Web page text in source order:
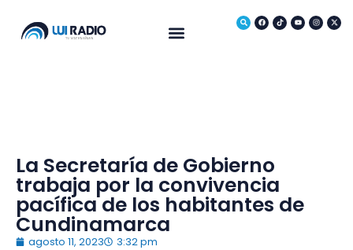
La Secretaría de Gobierno
trabaja por la convivencia
pacífica de los habitantes de
Cundinamarca
agosto 11, 2023 3:32 pm